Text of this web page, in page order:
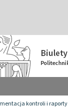
kontroli i raporty